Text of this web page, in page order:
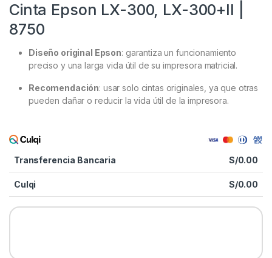
Cinta Epson LX-300, LX-300+II |
8750
Diseño original Epson: garantiza un funcionamiento
preciso y una larga vida útil de su impresora matricial.
Recomendación: usar solo cintas originales, ya que otras
pueden dañar o reducir la vida útil de la impresora.
Transferencia Bancaria S/0.00
Culqi S/0.00